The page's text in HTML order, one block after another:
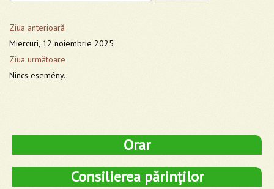
Ziua anterioară
Miercuri, 12 noiembrie 2025
Ziua următoare
Nincs esemény..
Orar
Consilierea părinților